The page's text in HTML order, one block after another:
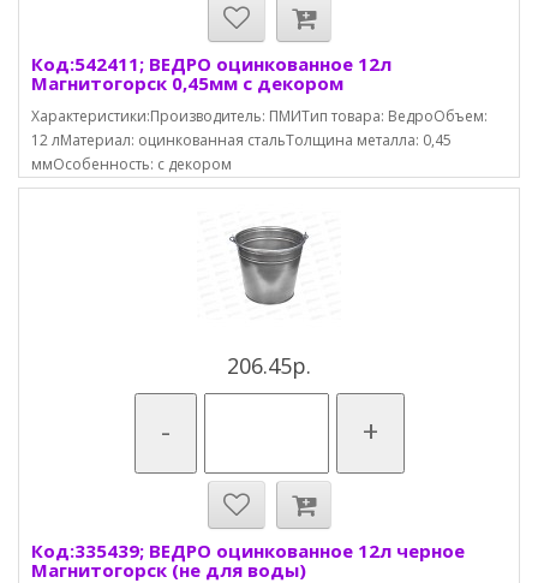
Код:542411; ВЕДРО оцинкованное 12л
Магнитогорск 0,45мм с декором
Характеристики:Производитель: ПМИТип товара: ВедроОбъем:
12 лМатериал: оцинкованная стальТолщина металла: 0,45
ммОсобенность: с декором
206.45р.
- +
Код:335439; ВЕДРО оцинкованное 12л черное
Магнитогорск (не для воды)